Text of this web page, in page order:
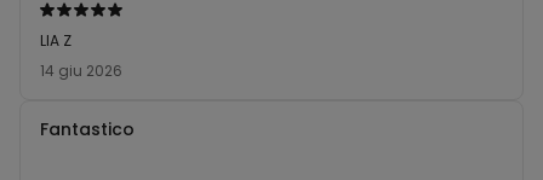
Valutato
5
su
14 giu 2026
LIA Z
Fantastico